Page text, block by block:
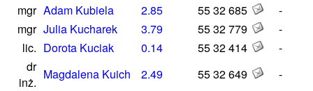
mgr Adam Kubiela 2.85 55 32 685
-
mgr Julia Kucharek 3.79 55 32 779
-
lic. Dorota Kuciak 0.14 55 32 414
-
dr
inż.
Magdalena Kuich 2.49 55 32 649 -